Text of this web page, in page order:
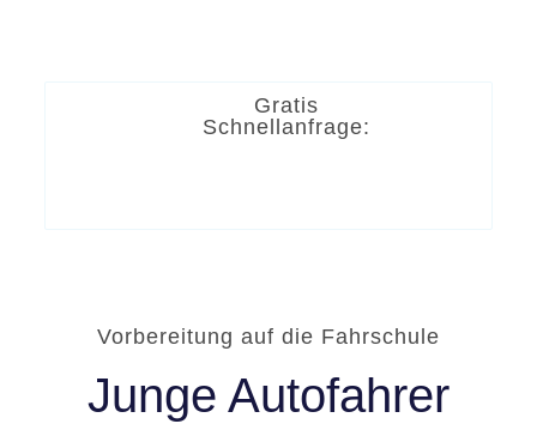
Gratis
Schnellanfrage:
Vorbereitung auf die Fahrschule
Junge Autofahrer